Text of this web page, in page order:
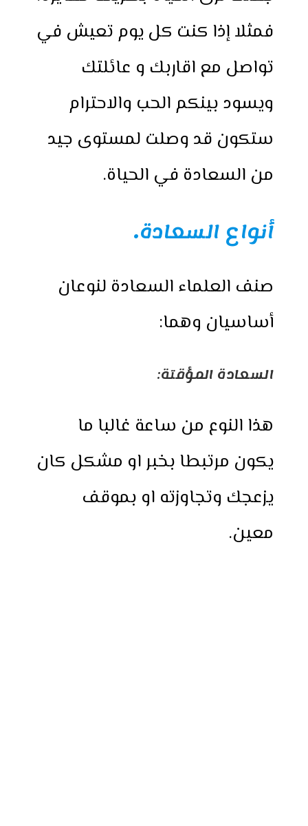
فمثلا إذا كنت كل يوم تعيش في
تواصل مع اقاربك و عائلتك
ويسود بينكم الحب والاحترام
ستكون قد وصلت لمستوى جيد
من السعادة في الحياة.
أنواع السعادة.
صنف العلماء السعادة لنوعان
أساسيان وهما:
السعادة المؤقتة:
هذا النوع من ساعة غالبا ما
يكون مرتبطا بخبر او مشكل كان
يزعجك وتجاوزته او بموقف
معين.